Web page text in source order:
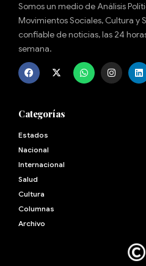
Somos un medio de Análisis
Movimientos Sociales, Cultura y
confiable de noticias, las 24
semana.
Categorías
Estados
Nacional
Internacional
Salud
Cultura
Archivo